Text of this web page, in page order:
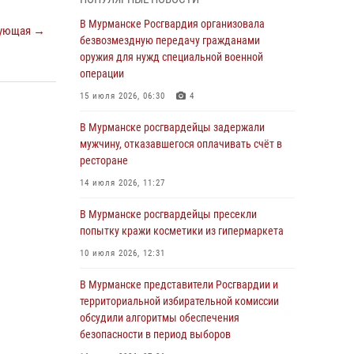
→
пресекли утренний дебош в баре на улице
Карла Маркса
04 августа 2026, 08:54
Морской отряд Северо - Западного округа
образования
03 августа 2026, 12:23 4
дебошира на автозаправочной станции
03 августа 2026, 09:12
Сотрудники Росгвардии провели инструктаж
по антитеррористической защищенности для
членов избирательных комиссий в
преддверии выборов
31 июля 2026, 08:48
В Мурманске Росгвардия организовала
безвозмездную передачу гражданами
оружия для нужд специальной военной
операции
15 июля 2026, 06:30 4
В Мурманске росгвардейцы задержали
мужчину, отказавшегося оплачивать счёт в
ресторане
14 июля 2026, 11:27
В Мурманске росгвардейцы пресекли
попытку кражи косметики из гипермаркета
10 июля 2026, 12:31
В Мурманске представители Росгвардии и
территориальной избирательной комиссии
обсудили алгоритмы обеспечения
безопасности в период выборов